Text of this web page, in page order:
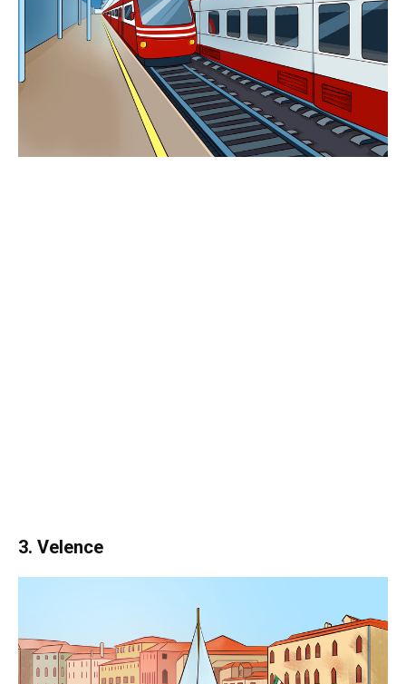
3. Velence